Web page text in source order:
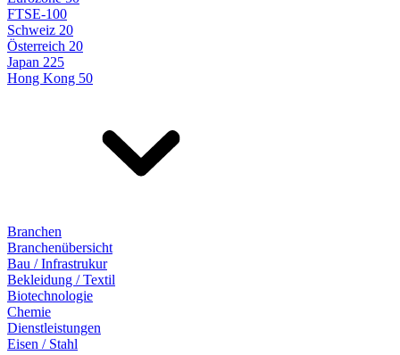
FTSE-100
Schweiz 20
Österreich 20
Japan 225
Hong Kong 50
Branchen
Branchenübersicht
Bau / Infrastrukur
Bekleidung / Textil
Biotechnologie
Chemie
Dienstleistungen
Eisen / Stahl